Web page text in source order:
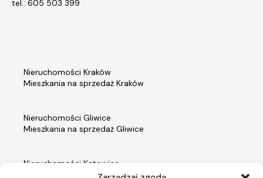
tel.: 605 503 399
Nieruchomości Kraków
Mieszkania na sprzedaż Kraków
Nieruchomości Gliwice
Mieszkania na sprzedaż Gliwice
Nieruchomości Katowice
Mieszkania na sprzedaż Katowice